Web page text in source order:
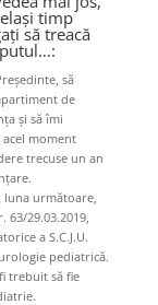
timp
să treacă
să
de
și să îmi
moment
trecuse un an
următoare,
29.03.2019,
a S.C.J.U.
pediatrică.
trebuit să fie